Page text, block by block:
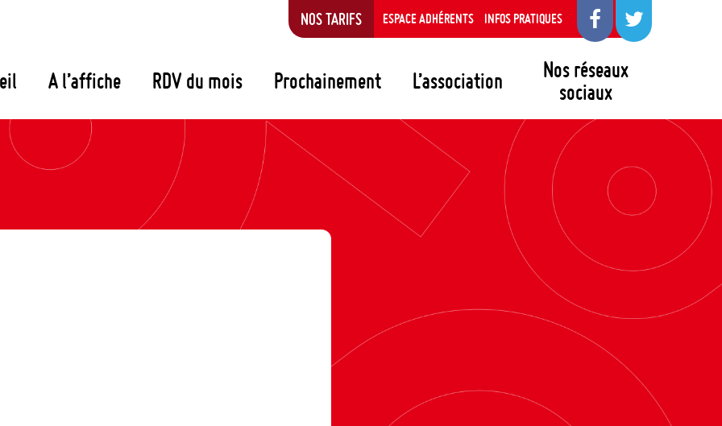
A l’affiche RDV du mois Prochainement L’association
Nos réseaux
sociaux
NOS TARIFS ESPACE ADHÉRENTS INFOS PRATIQUES